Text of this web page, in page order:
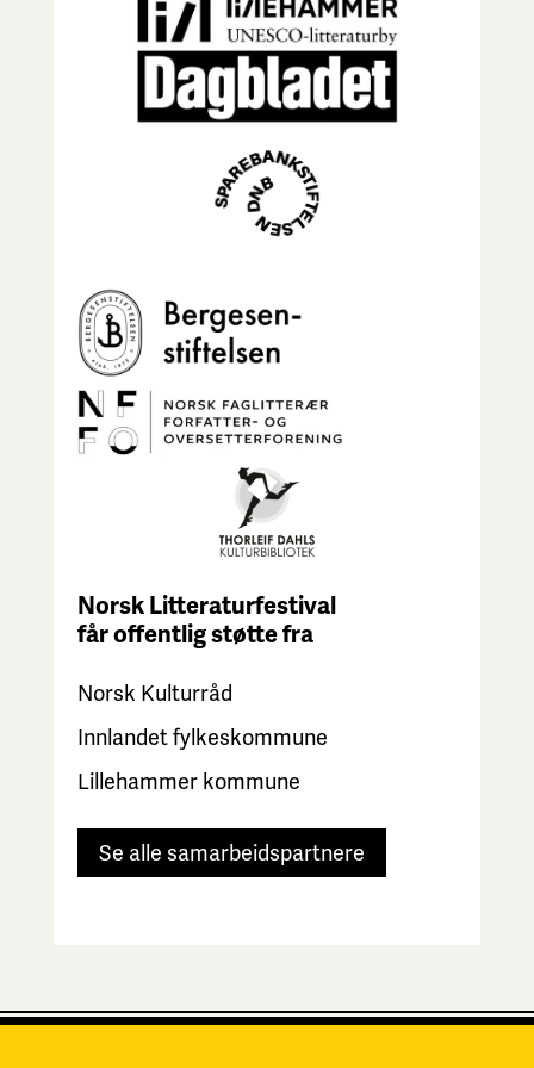
Norsk Litteraturfestival
fåroffentlig støtte fra
Norsk Kulturråd
Innlandet fylkeskommune
Lillehammer kommune
Se alle samarbeidspartnere